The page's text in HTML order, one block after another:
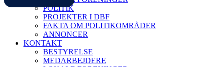
POLITIK
PROJEKTER I DBF
FAKTA OM POLITIKOMRÅDER
ANNONCER
KONTAKT
BESTYRELSE
MEDARBEJDERE